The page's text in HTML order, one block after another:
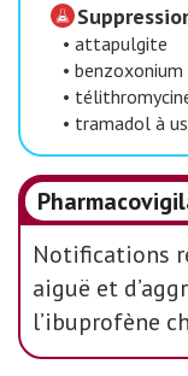
• attapulgite
• benzoxonium
•
• tramadol à
Notifications
aiguë et
l’ibuprofène